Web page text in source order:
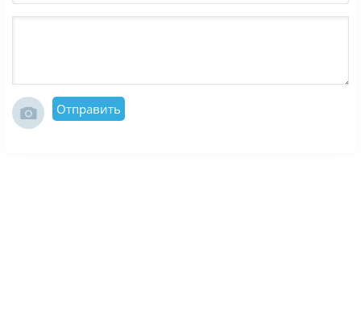
Отправить